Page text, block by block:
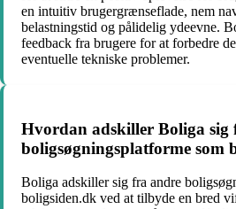
en intuitiv brugergrænseflade, nem
belastningstid og pålidelig ydeevne.
feedback fra brugere for at forbedre
eventuelle tekniske problemer.
Hvordan adskiller Boliga sig
boligsøgningsplatforme som
Boliga adskiller sig fra andre
boligsiden.dk ved at tilbyde en bred